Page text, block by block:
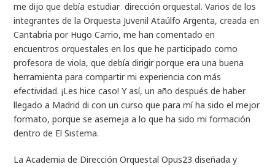
me dijo que debía estudiar dirección orquestal. Varios de los
integrantes de la Orquesta Juvenil Ataúlfo Argenta, creada en
Cantabria por Hugo Carrio, me han comentado en
encuentros orquestales en los que he participado como
profesora de viola, que debía dirigir porque era una buena
herramienta para compartir mi experiencia con más
efectividad. ¡Les hice caso! Y así, un año después de haber
llegado a Madrid di con un curso que para mí ha sido el mejor
formato, porque se asemeja a lo que ha sido mi formación
dentro de El Sistema.
La Academia de Dirección Orquestal Opus23 diseñada y